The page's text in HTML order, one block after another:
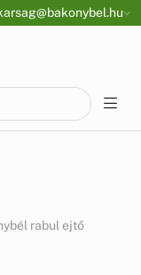
rabul ejtő